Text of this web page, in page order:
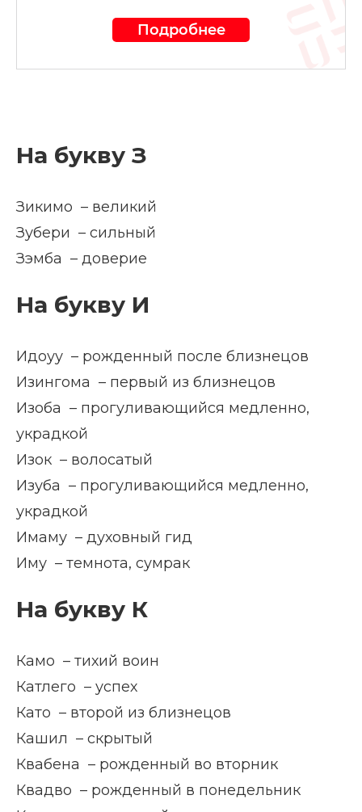
Подробнее
На букву З
Зикимо – великий
Зубери – сильный
Зэмба – доверие
На букву И
Идоуу – рожденный после близнецов
Изингома – первый из близнецов
Изоба – прогуливающийся медленно,
украдкой
Изок – волосатый
Изуба – прогуливающийся медленно,
украдкой
Имаму – духовный гид
Иму – темнота, сумрак
На букву К
Камо – тихий воин
Катлего – успех
Като – второй из близнецов
Кашил – скрытый
Квабена – рожденный во вторник
Квадво – рожденный в понедельник